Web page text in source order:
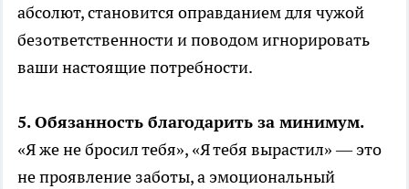
абсолют, становится оправданием для чужой
безответственности и поводом игнорировать
ваши настоящие потребности.
5. Обязанность благодарить за минимум.
«Я же не бросил тебя», «Я тебя вырастил» — это
не проявление заботы, а эмоциональный